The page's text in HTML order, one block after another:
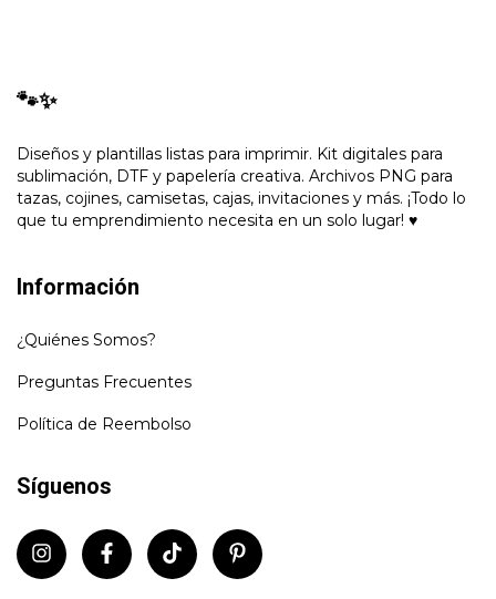
🐾✨
Diseños y plantillas listas para imprimir. Kit digitales para
sublimación, DTF y papelería creativa. Archivos PNG para
tazas, cojines, camisetas, cajas, invitaciones y más. ¡Todo lo
que tu emprendimiento necesita en un solo lugar! ♥
Información
¿Quiénes Somos?
Preguntas Frecuentes
Política de Reembolso
Síguenos